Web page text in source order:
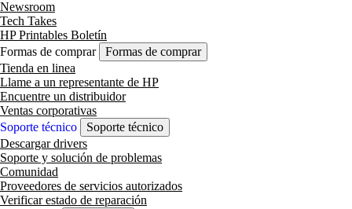
Newsroom
Tech Takes
HP Printables Boletín
Formas de comprar
Formas de comprar
Tienda en linea
Llame a un representante de HP
Encuentre un distribuidor
Ventas corporativas
Soporte técnico
Soporte técnico
Descargar drivers
Soporte y solución de problemas
Comunidad
Proveedores de servicios autorizados
Verificar estado de reparación